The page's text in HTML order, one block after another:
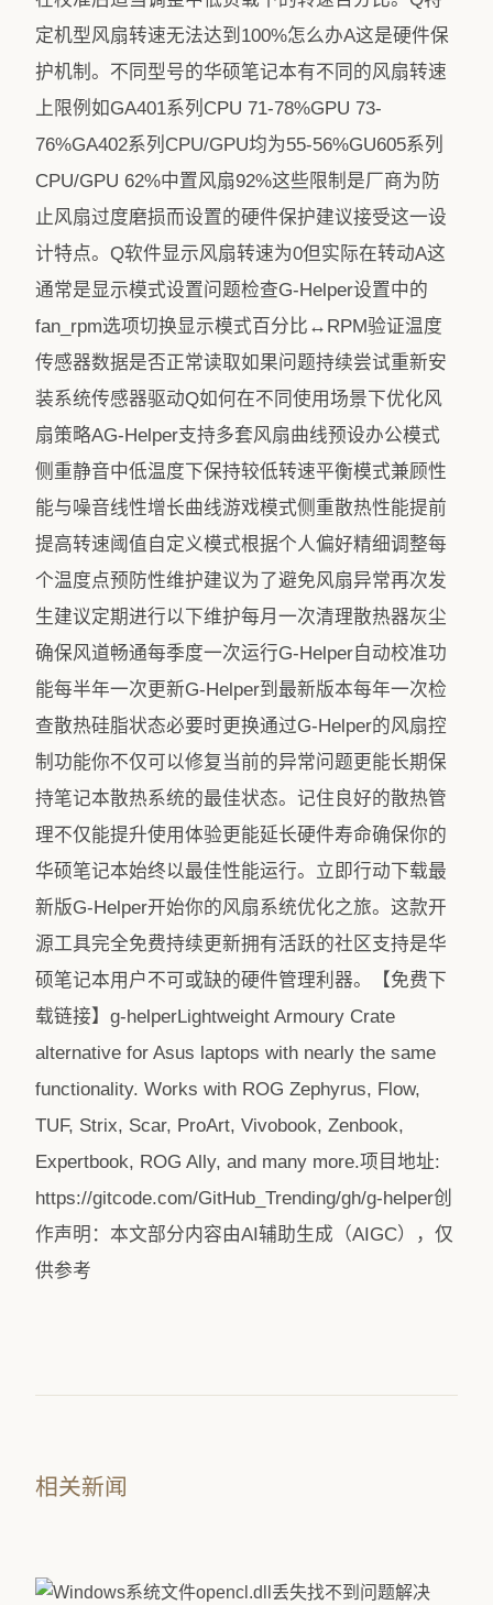
定机型风扇转速无法达到100%怎么办A这是硬件保
护机制。不同型号的华硕笔记本有不同的风扇转速
上限例如GA401系列CPU 71-78%GPU 73-
76%GA402系列CPU/GPU均为55-56%GU605系列
CPU/GPU 62%中置风扇92%这些限制是厂商为防
止风扇过度磨损而设置的硬件保护建议接受这一设
计特点。Q软件显示风扇转速为0但实际在转动A这
通常是显示模式设置问题检查G-Helper设置中的
fan_rpm选项切换显示模式百分比↔RPM验证温度
传感器数据是否正常读取如果问题持续尝试重新安
装系统传感器驱动Q如何在不同使用场景下优化风
扇策略AG-Helper支持多套风扇曲线预设办公模式
侧重静音中低温度下保持较低转速平衡模式兼顾性
能与噪音线性增长曲线游戏模式侧重散热性能提前
提高转速阈值自定义模式根据个人偏好精细调整每
个温度点预防性维护建议为了避免风扇异常再次发
生建议定期进行以下维护每月一次清理散热器灰尘
确保风道畅通每季度一次运行G-Helper自动校准功
能每半年一次更新G-Helper到最新版本每年一次检
查散热硅脂状态必要时更换通过G-Helper的风扇控
制功能你不仅可以修复当前的异常问题更能长期保
持笔记本散热系统的最佳状态。记住良好的散热管
理不仅能提升使用体验更能延长硬件寿命确保你的
华硕笔记本始终以最佳性能运行。立即行动下载最
新版G-Helper开始你的风扇系统优化之旅。这款开
源工具完全免费持续更新拥有活跃的社区支持是华
硕笔记本用户不可或缺的硬件管理利器。【免费下
载链接】g-helperLightweight Armoury Crate
alternative for Asus laptops with nearly the same
functionality. Works with ROG Zephyrus, Flow,
TUF, Strix, Scar, ProArt, Vivobook, Zenbook,
Expertbook, ROG Ally, and many more.项目地址:
https://gitcode.com/GitHub_Trending/gh/g-helper创
作声明：本文部分内容由AI辅助生成（AIGC），仅
供参考
相关新闻